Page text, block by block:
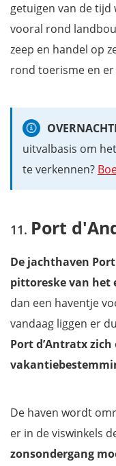
getuigen van de
vooral rond
zeep en handel op
rond toerisme en
uitvalbasis om
te verkennen?
Port
De jachthaven
pittoreske van het
dan een haventje
vandaag liggen er
Port d’Antratx
De haven wordt
er in de viswinkels
zonsondergang